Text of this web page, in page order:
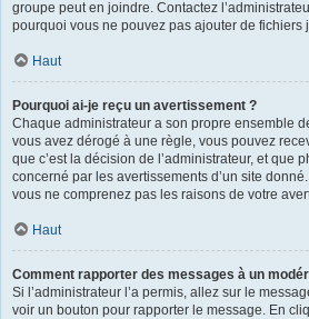
groupe peut en joindre. Contactez
pourquoi vous ne pouvez pas ajouter de fichiers
Haut
Pourquoi ai-je reçu un avertissement ?
Chaque administrateur a son propre ensemble
vous avez dérogé à une règle, vous pouvez
que c’est la décision de l’administrateur, et que
concerné par les avertissements d’un site
vous ne comprenez pas les raisons de votre
Haut
Comment rapporter des messages à un
Si l’administrateur l’a permis, allez sur le
voir un bouton pour rapporter le message. En